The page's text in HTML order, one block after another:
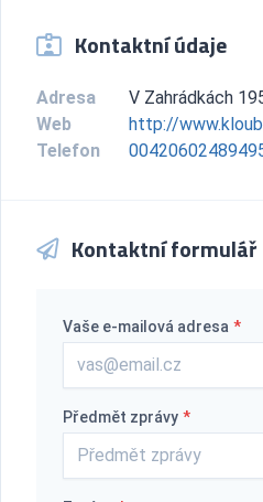
Kontaktní údaje
Adresa
V Zahrádkách
Web
http://
Telefon
Kontaktní formulář
Vaše e-mailová adresa *
Předmět zprávy *